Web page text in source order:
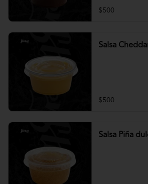
$500
Salsa
$500
Salsa Piña